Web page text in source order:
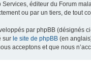
Services, éditeur du Forum
ou par un tiers, de tout
par phpBB (désignés
sur le site de phpBB (en
acceptons et que nous